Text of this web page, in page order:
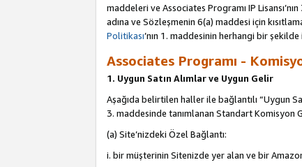
maddeleri ve Associates Programı IP
adına ve Sözleşmenin 6(a) maddesi için
Politikası’nın 1. maddesinin herhangi bir
Associates Programı -
1. Uygun Satın Alımlar ve Uygun Gelir
Aşağıda belirtilen haller ile bağlantılı “Uygun
3. maddesinde tanımlanan Standart Komisyon
(a) Site’nizdeki Özel Bağlantı:
i. bir müşterinin Sitenizde yer alan ve bir